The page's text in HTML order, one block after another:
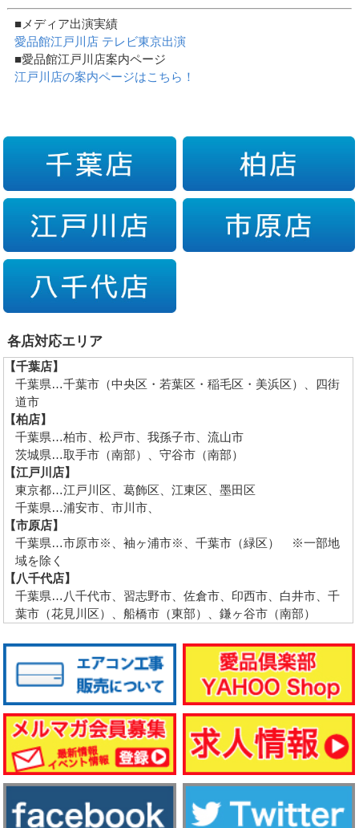
■メディア出演実績
愛品館江戸川店 テレビ東京出演
■愛品館江戸川店案内ページ
江戸川店の案内ページはこちら！
各店対応エリア
【千葉店】
千葉県…千葉市（中央区・若葉区・稲毛区・美浜区）、四街
道市
【柏店】
千葉県…柏市、松戸市、我孫子市、流山市
茨城県…取手市（南部）、守谷市（南部）
【江戸川店】
東京都…江戸川区、葛飾区、江東区、墨田区
千葉県…浦安市、市川市、
【市原店】
千葉県…市原市※、袖ヶ浦市※、千葉市（緑区） ※一部地
域を除く
【八千代店】
千葉県…八千代市、習志野市、佐倉市、印西市、白井市、千
葉市（花見川区）、船橋市（東部）、鎌ヶ谷市（南部）